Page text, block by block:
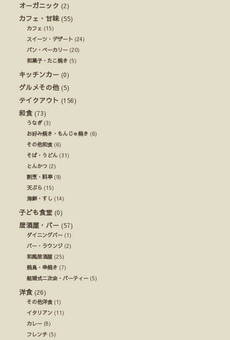
オーガニック (2)
カフェ・甘味(55)
カフェ (15)
スイーツ・デザート (24)
パン・ベーカリー (20)
和菓子・たこ焼き (5)
キッチンカー (0)
グルメその他 (5)
テイクアウト (156)
和食 (73)
うなぎ(3)
お好み焼き・もんじゃ焼き (6)
その他和食(6)
そば・うどん (31)
とんかつ (2)
割烹・料亭(9)
天ぷら (15)
海鮮・すし (14)
子ども食堂 (0)
居酒屋・バー (57)
ダイニングバー (1)
バー・ラウンジ (2)
和風居酒屋 (25)
焼鳥・串焼き (7)
結婚式ニ次会・パーティー (5)
洋食 (26)
その他洋食(1)
イタリアン (11)
カレー (8)
フレンチ (5)